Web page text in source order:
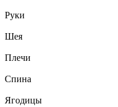
Руки
Шея
Плечи
Спина
Ягодицы